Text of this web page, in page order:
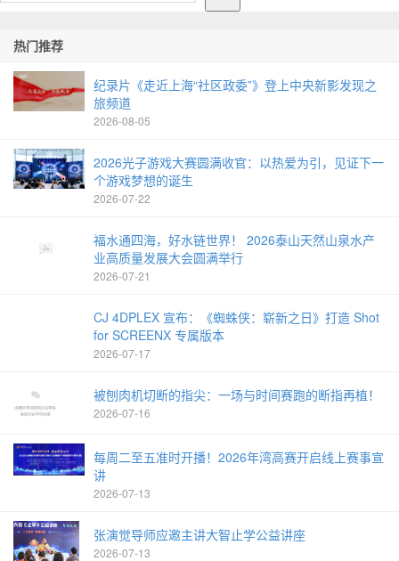
热门推荐
纪录片《走近上海“社区政委”》登上中央新影发现之
旅频道
2026-08-05
2026光子游戏大赛圆满收官：以热爱为引，见证下一
个游戏梦想的诞生
2026-07-22
福水通四海，好水链世界！ 2026泰山天然山泉水产
业高质量发展大会圆满举行
2026-07-21
CJ 4DPLEX 宣布：《蜘蛛侠：崭新之日》打造 Shot
for SCREENX 专属版本
2026-07-17
被刨肉机切断的指尖：一场与时间赛跑的断指再植！
2026-07-16
每周二至五准时开播！2026年湾高赛开启线上赛事宣
讲
2026-07-13
张演觉导师应邀主讲大智止学公益讲座
2026-07-13